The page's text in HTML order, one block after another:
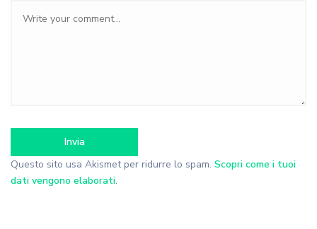
Questo sito usa Akismet per ridurre lo spam. Scopri come i tuoi
dati vengono elaborati.